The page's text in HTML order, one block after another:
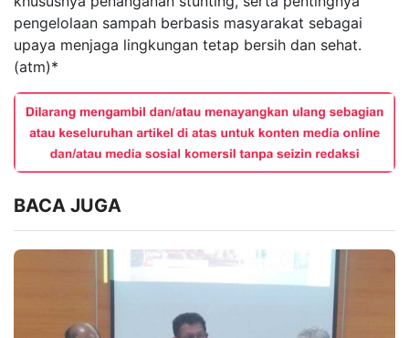
pengelolaan sampah berbasis masyarakat sebagai
upaya menjaga lingkungan tetap bersih dan sehat.
(atm)*
BACA JUGA